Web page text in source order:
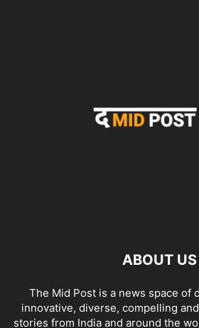
ABOUT US
The Mid Post is a news space of
innovative, diverse, compelling
stories from India and around the